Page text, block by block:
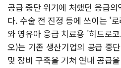
공급 중단 위기에 처했던 응급
다. 수술 전 진정 등에 쓰이는 '
와 영유아 응급 치료용 '히드로
오)는 기존 생산기업의 공급 중
및 장비 구축을 거쳐 연내 공급